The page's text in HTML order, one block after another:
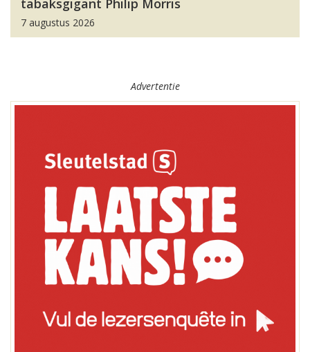
tabaksgigant Philip Morris
7 augustus 2026
Advertentie